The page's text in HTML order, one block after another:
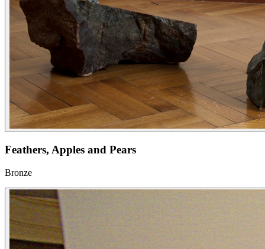
Feathers, Apples and Pears
Bronze